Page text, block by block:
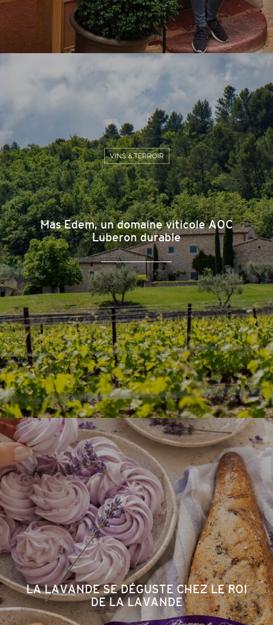
Mas Edem, un domaine viticole AOC
Luberon durable
VINS & TERROIR
LA LAVANDE SE DÉGUSTE CHEZ LE ROI
DE LA LAVANDE